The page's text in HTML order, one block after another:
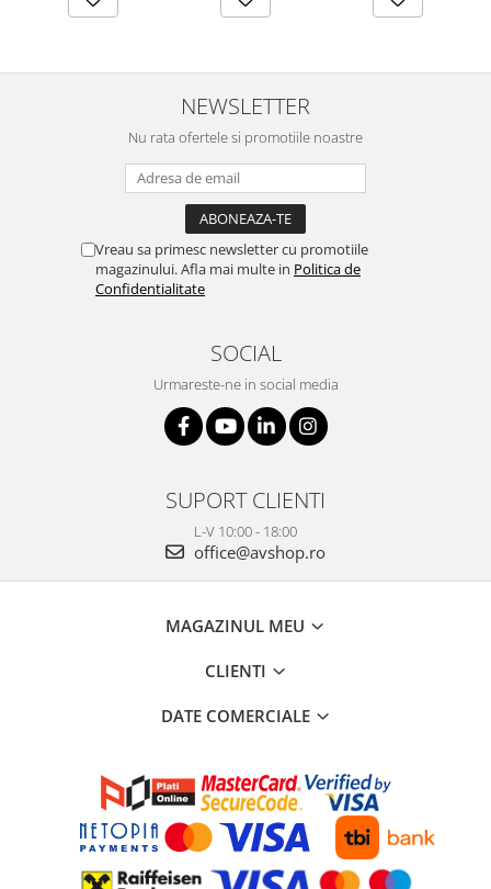
NEWSLETTER
Nu rata ofertele si promotiile noastre
Vreau sa primesc newsletter cu promotiile
magazinului. Afla mai multe in Politica de
Confidentialitate
SOCIAL
Urmareste-ne in social media
SUPORT CLIENTI
L-V 10:00 - 18:00
office@avshop.ro
MAGAZINUL MEU
CLIENTI
DATE COMERCIALE